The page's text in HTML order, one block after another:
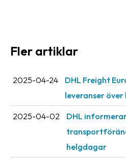
Nedladdningar
Streckkodsläsare
Kundtjänst
Om
Om
Fler artiklar
2025-04-24
DHL Freight
leveranser över
2025-04-02
DHL
helgdagar